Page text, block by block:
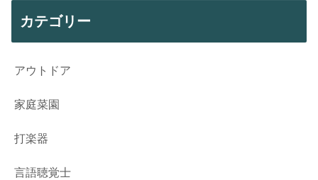
カテゴリー
アウトドア
家庭菜園
打楽器
言語聴覚士